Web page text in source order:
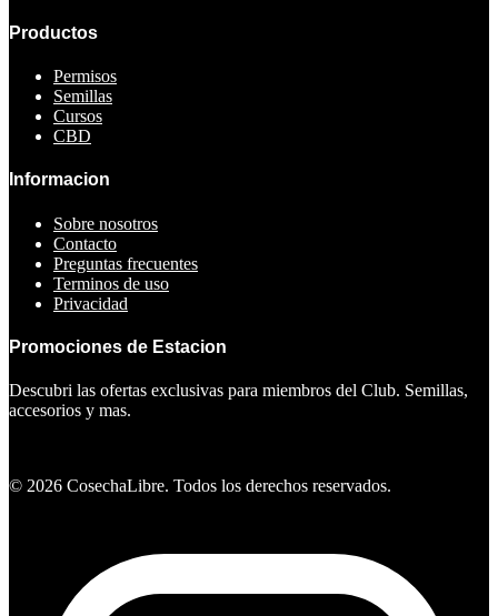
Productos
Permisos
Semillas
Cursos
CBD
Informacion
Sobre nosotros
Contacto
Preguntas frecuentes
Terminos de uso
Privacidad
Promociones de Estacion
Descubri las ofertas exclusivas para miembros del Club. Semillas,
accesorios y mas.
© 2026 CosechaLibre. Todos los derechos reservados.